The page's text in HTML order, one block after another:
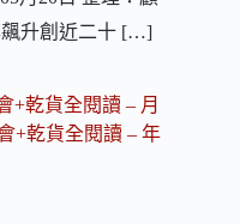
飆升創近二十 […]
+乾貨全閱讀 – 月
+乾貨全閱讀 – 年